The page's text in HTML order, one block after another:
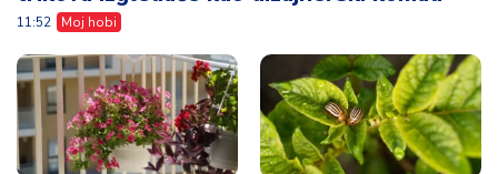
11:52 Moj hobi